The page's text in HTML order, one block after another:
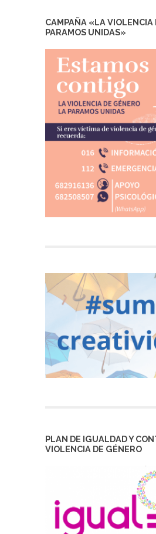
CAMPAÑA «LA VIOLENCIA
PARAMOS UNIDAS»
PLAN DE IGUALDAD Y
VIOLENCIA DE GÉNERO